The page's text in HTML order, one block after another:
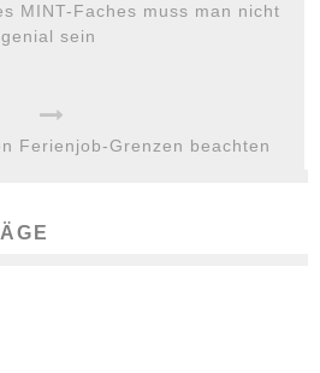
MINT-Faches muss man nicht
genial sein
Ferienjob-Grenzen beachten